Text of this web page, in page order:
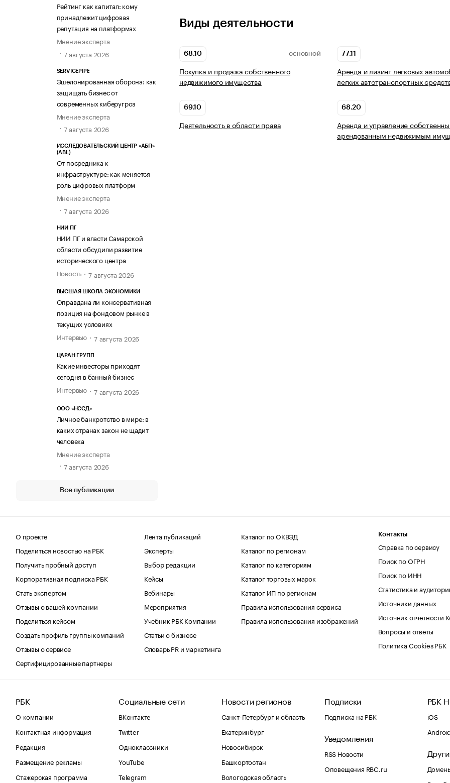
Рейтинг как капитал: кому
принадлежит цифровая
репутация на платформах
Мнение эксперта
7 августа 2026
SERVICEPIPE
Эшелонированная оборона: как
защищать бизнес от
современных киберугроз
Мнение эксперта
7 августа 2026
ИССЛЕДОВАТЕЛЬСКИЙ ЦЕНТР «АБП»
(ABL)
От посредника к
инфраструктуре: как меняется
роль цифровых платформ
Мнение эксперта
7 августа 2026
НИИ ПГ
НИИ ПГ и власти Самарской
области обсудили развитие
исторического центра
Новость
7 августа 2026
ВЫСШАЯ ШКОЛА ЭКОНОМИКИ
Оправдана ли консервативная
позиция на фондовом рынке в
текущих условиях
Интервью
7 августа 2026
ЦАРАН ГРУПП
Какие инвесторы приходят
сегодня в банный бизнес
Интервью
7 августа 2026
ООО «НССД»
Личное банкротство в мире: в
каких странах закон не щадит
человека
Мнение эксперта
7 августа 2026
Все публикации
Виды деятельности
68.10 ОСНОВНОЙ
Покупка и продажа собственного
недвижимого имущества
77.11
Аренда и лизинг легковых
легких автотранспортных
69.10
Деятельность в области права
68.20
Аренда и управление
арендованным недвижимым
О проекте
Поделиться новостью на РБК
Получить пробный доступ
Корпоративная подписка РБК
Стать экспертом
Отзывы о вашей компании
Поделиться кейсом
Создать профиль группы компаний
Отзывы о сервисе
Сертифицированные партнеры
Лента публикаций
Эксперты
Выбор редакции
Кейсы
Вебинары
Мероприятия
Учебник РБК Компании
Статьи о бизнесе
Словарь PR и маркетинга
Каталог по ОКВЭД
Каталог по регионам
Каталог по категориям
Каталог торговых марок
Каталог ИП по регионам
Правила использования сервиса
Правила использования изображений
Контакты
Справка по сервису
Поиск по ОГРН
Поиск по ИНН
Статистика и
Источники данных
Источник отчетности
Вопросы и ответы
Политика Cookies РБК
РБК
О компании
Контактная информация
Редакция
Размещение рекламы
Стажерская программа
Социальные сети
ВКонтакте
Twitter
Одноклассники
YouTube
Telegram
Новости регионов
Санкт-Петербург и область
Екатеринбург
Новосибирск
Башкортостан
Вологодская область
Подписки
Подписка на РБК
Уведомления
RSS Новости
Оповещения RBC.ru
РБК
iOS